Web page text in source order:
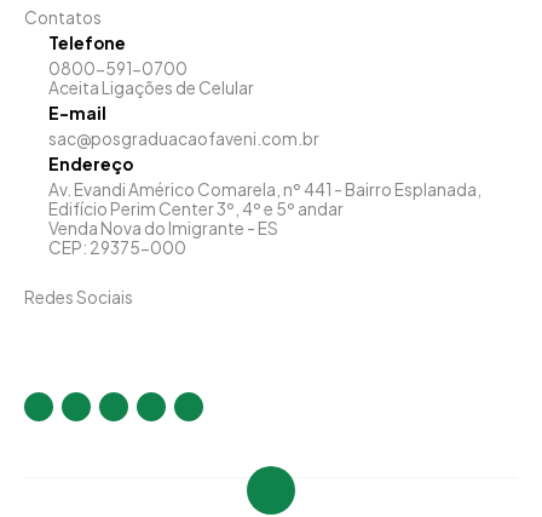
Contatos
Telefone
0800-591-0700
Aceita Ligações de Celular
E-mail
sac@posgraduacaofaveni.com.br
Endereço
Av. Evandi Américo Comarela, nº 441 - Bairro Esplanada,
Edifício Perim Center 3º, 4º e 5º andar
Venda Nova do Imigrante - ES
CEP: 29375-000
Redes Sociais
I
s
F
c
T
w
i
Y
u
L
n